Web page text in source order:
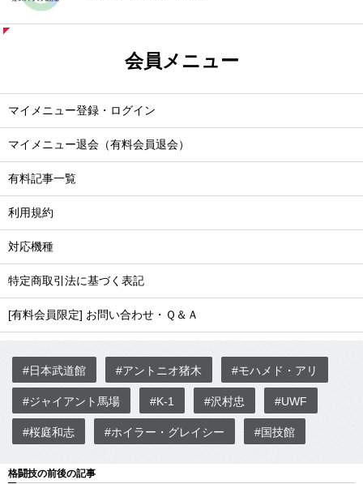
会員メニュー
マイメニュー登録・ログイン
マイメニュー退会（有料会員退会）
有料記事一覧
利用規約
対応機種
特定商取引法に基づく表記
[有料会員限定] お問い合わせ・Ｑ＆Ａ
#日本武道館 #アントニオ猪木 #モハメド・アリ
#ジャイアント馬場 #K-1 #沢村忠 #UWF
#桜庭和志 #ホイラー・グレイシー #国技館
格闘技の前後の記事